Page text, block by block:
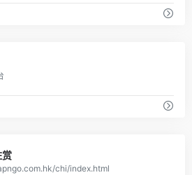
chi/index.html